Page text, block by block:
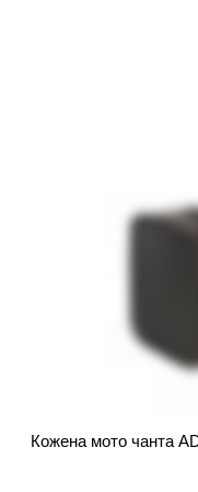
Кожена мото чанта